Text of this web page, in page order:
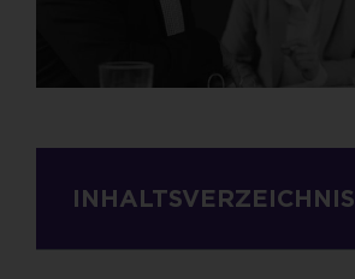
INHALTSVERZEICHNIS